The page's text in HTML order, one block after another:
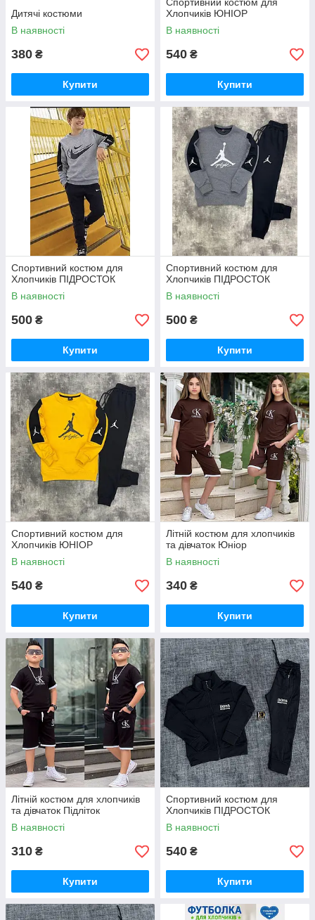
Дитячі костюми
В наявності
380 ₴
Купити
Хлопчиків ЮНІОР
В наявності
540 ₴
Купити
Спортивний костюм для
Хлопчиків ПІДРОСТОК
В наявності
500 ₴
Купити
Спортивний костюм для
Хлопчиків ПІДРОСТОК
В наявності
500 ₴
Купити
Спортивний костюм для
Хлопчиків ЮНІОР
В наявності
540 ₴
Купити
Літній костюм для хлопчиків
та дівчаток Юніор
В наявності
340 ₴
Купити
Літній костюм для хлопчиків
та дівчаток Підліток
В наявності
310 ₴
Купити
Спортивний костюм для
Хлопчиків ПІДРОСТОК
В наявності
540 ₴
Купити